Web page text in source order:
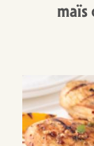
maïs